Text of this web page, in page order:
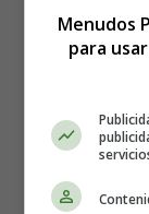
Menudos
para